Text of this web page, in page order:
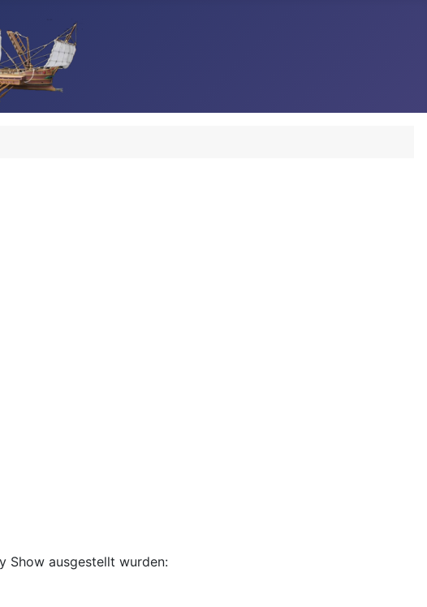
Show ausgestellt wurden: